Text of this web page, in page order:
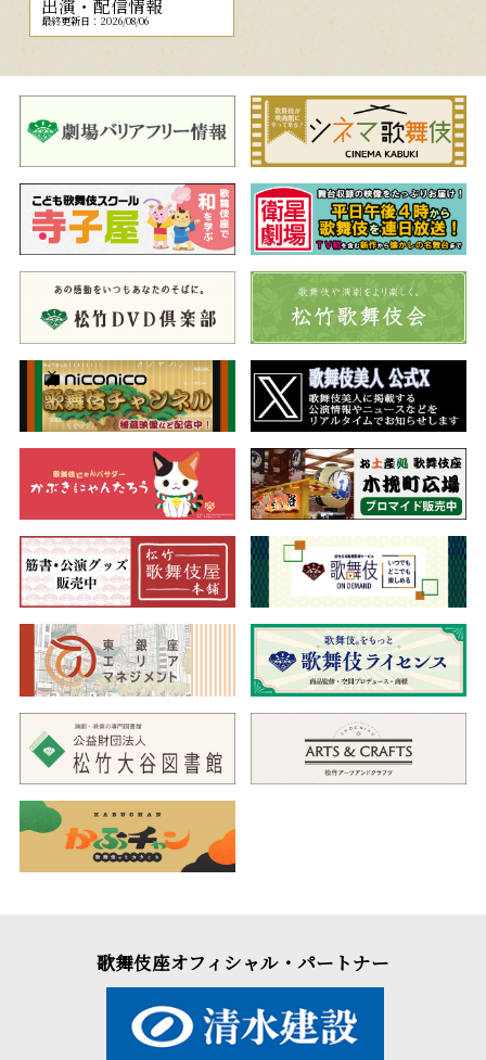
出演・配信情報
最終更新日：2026/08/06
歌舞伎座オフィシャル・パートナー